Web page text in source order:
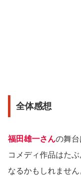
全体感想
福田雄一さんの舞台
コメディ作品はた
なるかもしれませ